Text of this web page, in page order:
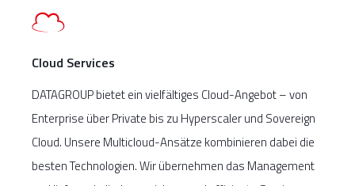
Cloud Services
DATAGROUP bietet ein vielfältiges Cloud-Angebot – von
Enterprise über Private bis zu Hyperscaler und Sovereign
Cloud. Unsere Multicloud-Ansätze kombinieren dabei die
besten Technologien. Wir übernehmen das Management